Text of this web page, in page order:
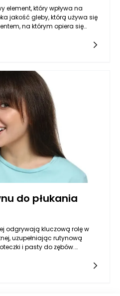
element, który wpływa na
jakość gleby, którą używa się
na którym opiera się
ziemi może twardnieć,
kontekście jest, aby dobrze
na jakość nasion i siewek
przygotować do
zmian konsystencji
glebą, ale także na
pakujących do ziemi
dobierane zgodnie z
lasu czy miejsca
do płukania
odgrywają kluczową rolę w
uzupełniając rutynową
i pasty do zębów.
mogą dotrzeć do wszystkich
które wspierają zdrowie